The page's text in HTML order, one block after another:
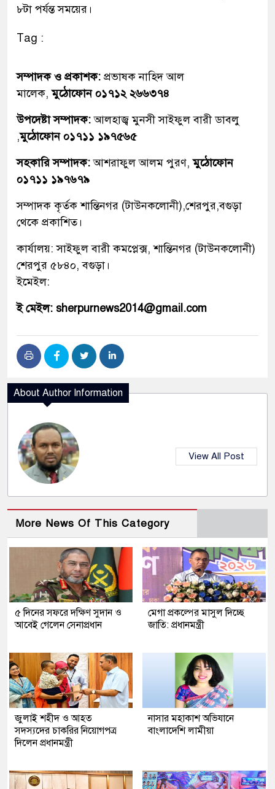
৮টা পর্যন্ত সময়ের।
Tag :
সম্পাদক ও প্রকাশক: প্রভাষক নাহিদ আল
মালেক,মুঠোফোন ০১৭১২ ২৬৬৩৭৪
উপদেষ্টা সম্পাদক:আলহাজ্ব মুনসী সাইফুল বারী ডাবলু
,মুঠোফোন ০১৭১১ ১৯৭৫৬৫
সহকারি সম্পাদক:আশরাফুল আলম পুরণ,মুঠোফোন
০১৭১১ ১৯৭৬৭৯
সম্পাদক কৃর্তক শান্তিনগর (টাউনকলোনী),শেরপুর,বগুড়া
থেকে প্রকাশিত।
কার্যালয়: সাইফুল বারী কমপ্লেক্স, শান্তিনগর (টাউনকলোনী)
শেরপুর ৫৮৪০, বগুড়া।
ইমেইল:
ই মেইল: sherpurnews2014@gmail.com
About Author Information
View All Post
More News Of This Category
৫ দিনের সফরে দক্ষিণ সুদান ও
আবেই গেলেন সেনাপ্রধান
মেগা প্রকল্পের মাসুল দিচ্ছে
জাতি: প্রধানমন্ত্রী
জুলাই শহীদ ও আহত
সদস্যদের চাকরির নিয়োগপত্র
দিলেন প্রধানমন্ত্রী
নাসার মহাকাশ অভিযানে
বাংলাদেশি লামীয়া